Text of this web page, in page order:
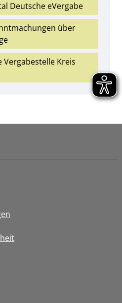
Deutsche eVergabe
über
Vergabestelle Kreis